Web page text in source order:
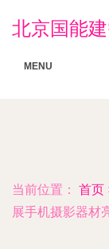
北京国能
MENU
当前位置： 首页
展手机摄影器材